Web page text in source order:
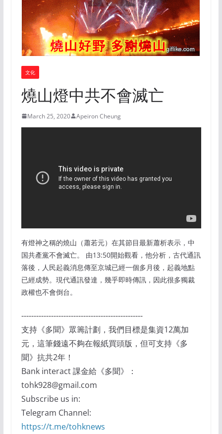
文化
燒山燈中共不會滅亡
March 25, 2020 Apeiron Cheung
有燈神之稱的燒山（蕭若元）在其節目最新蕭析表示，中
国共產黨不會滅亡。 由13:50開始觀看，他分析，古代通訊
落後，人民起義消息傳至京城已經一個多月後，起義地點
已經成勢。現代通訊發達，幾乎即時傳訊，因此很多獨裁
政權也不會倒台。
-------------------------------------------------
支持《多聞》眾籌計劃，我們目標是集資12萬加
元，這筆錢遠不夠在報紙買頭版，但可支持《多
聞》抗共2年！
Bank interact 課金給《多聞》：
tohk928@gmail.com
Subscribe us in:
Telegram Channel:
https://t.me/tohknews